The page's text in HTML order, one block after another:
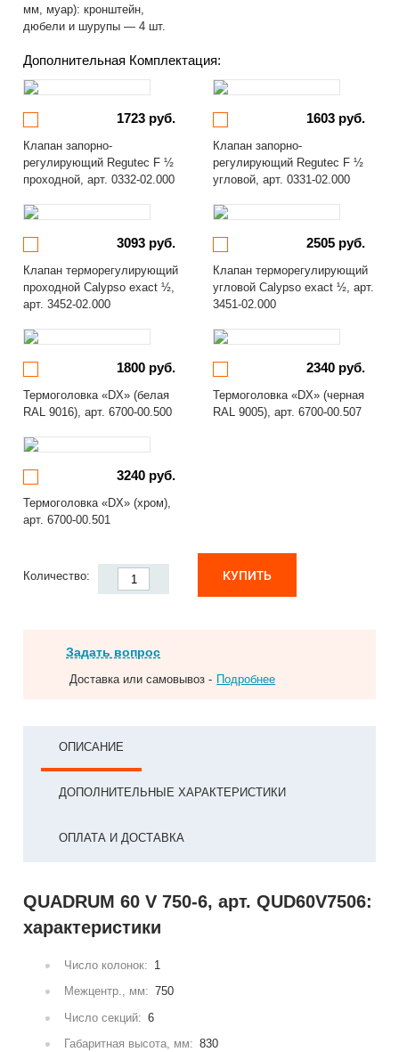
мм, муар): кронштейн,
дюбели и шурупы — 4 шт.
Дополнительная Комплектация:
1723 руб.
Клапан запорно-
регулирующий Regutec F ½
проходной, арт. 0332-02.000
1603 руб.
Клапан запорно-
регулирующий Regutec F ½
угловой, арт. 0331-02.000
3093 руб.
Клапан терморегулирующий
проходной Calypso exact ½,
арт. 3452-02.000
2505 руб.
Клапан терморегулирующий
угловой Calypso exact ½, арт.
3451-02.000
1800 руб.
Термоголовка «DX» (белая
RAL 9016), арт. 6700-00.500
2340 руб.
Термоголовка «DX» (черная
RAL 9005), арт. 6700-00.507
3240 руб.
Термоголовка «DX» (хром),
арт. 6700-00.501
Количество: КУПИТЬ
Задать вопрос
Доставка или самовывоз - Подробнее
ОПИСАНИЕ
ДОПОЛНИТЕЛЬНЫЕ ХАРАКТЕРИСТИКИ
ОПЛАТА И ДОСТАВКА
QUADRUM 60 V 750-6, арт. QUD60V7506:
характеристики
Число колонок: 1
Межцентр., мм: 750
Число секций: 6
Габаритная высота, мм: 830